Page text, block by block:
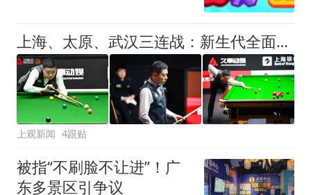
上海、太原、武汉三连战：新生代全面崛起，丁俊晖的世锦赛之梦仍未止步
上观新闻 4跟贴
被指“不刷脸不让进”！广
东多景区引争议